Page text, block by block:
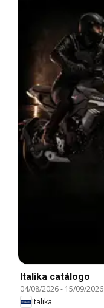
Italika catálogo
04/08/2026- 15/09/2026
Italika